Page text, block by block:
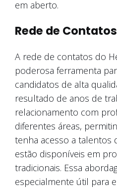
em aberto.
Rede de
A rede de contatos do
poderosa ferramenta
candidatos de alta
resultado de anos de
relacionamento com
diferentes áreas,
tenha acesso a talentos
estão disponíveis em
tradicionais. Essa
especialmente útil para